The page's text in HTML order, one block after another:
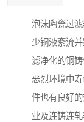
泡沫陶瓷过
少铜液紊流
滤净化的铜
恶烈环境中
件也有良好
业及连铸连